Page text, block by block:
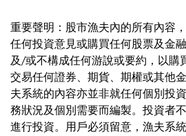
重要聲明：股市漁夫內的所有內容
任何投資意見或購買任何股票及金
及/或不構成任何游說或要約，以購
交易任何證券、期貨、期權或其他
夫系統的內容亦並非就任何個別投
務狀況及個別需要而編製。投資者
進行投資。用戶必須留意，漁夫系